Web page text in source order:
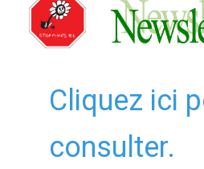
Cliquez ici
consulter.